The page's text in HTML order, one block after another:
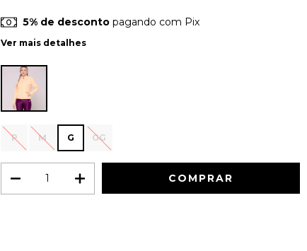
5% de desconto pagando com Pix
Ver mais detalhes
P M G GG